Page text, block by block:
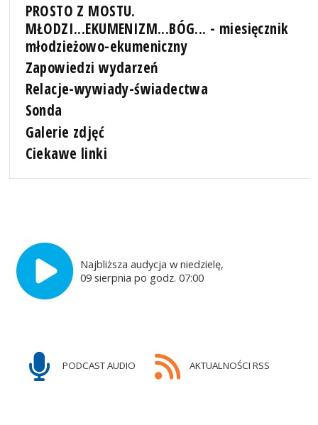
PROSTO Z MOSTU.
MŁODZI...EKUMENIZM...BÓG... - miesięcznik
młodzieżowo-ekumeniczny
Zapowiedzi wydarzeń
Relacje-wywiady-świadectwa
Sonda
Galerie zdjęć
Ciekawe linki
Najbliższa audycja w niedzielę,
09 sierpnia po godz. 07:00
PODCAST AUDIO AKTUALNOŚCI RSS